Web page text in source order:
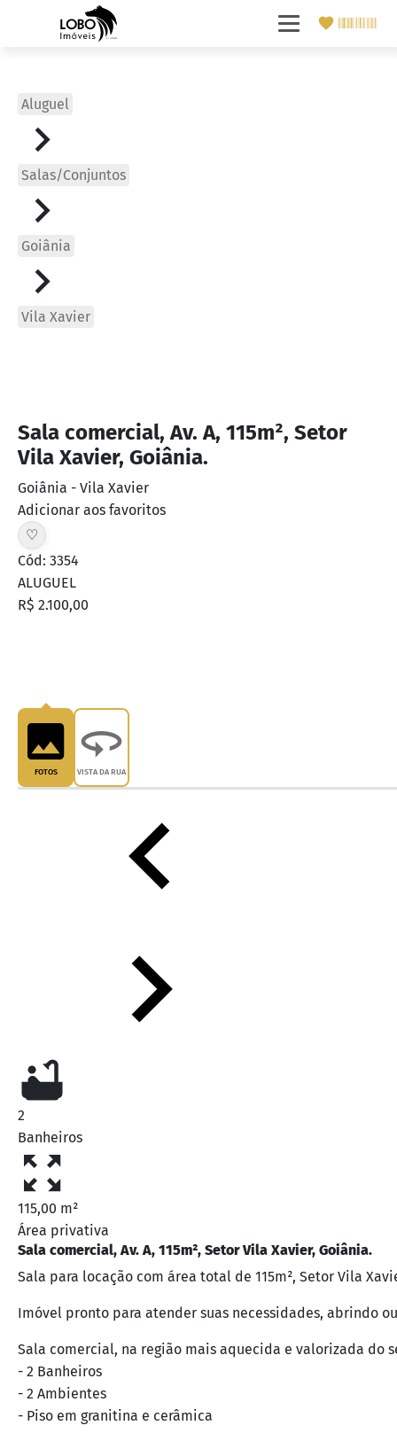
Aluguel
Salas/Conjuntos
Goiânia
Vila Xavier
Sala comercial, Av. A, 115m², Setor
Vila Xavier, Goiânia.
Goiânia - Vila Xavier
Adicionar aos favoritos
♡
Cód: 3354
ALUGUEL
R$ 2.100,00
FOTOS VISTA DA RUA
2
Banheiros
115,00 m²
Área privativa
Sala comercial, Av. A, 115m², Setor Vila Xavier, Goiânia.
Sala para locação com área total de 115m², Setor Vila
Imóvel pronto para atender suas necessidades, abrindo
Sala comercial, na região mais aquecida e valorizada do
- 2 Banheiros
- 2 Ambientes
- Piso em granitina e cerâmica